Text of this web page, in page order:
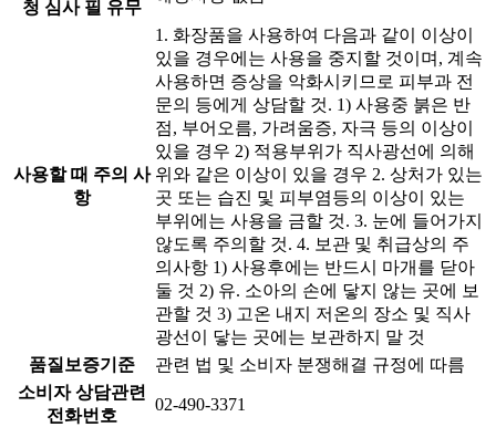
청 심사 필 유무
사용할 때 주의 사
항
1. 화장품을 사용하여 다음과 같이 이상이
있을 경우에는 사용을 중지할 것이며, 계속
사용하면 증상을 악화시키므로 피부과 전
문의 등에게 상담할 것. 1) 사용중 붉은 반
점, 부어오름, 가려움증, 자극 등의 이상이
있을 경우 2) 적용부위가 직사광선에 의해
위와 같은 이상이 있을 경우 2. 상처가 있는
곳 또는 습진 및 피부염등의 이상이 있는
부위에는 사용을 금할 것. 3. 눈에 들어가지
않도록 주의할 것. 4. 보관 및 취급상의 주
의사항 1) 사용후에는 반드시 마개를 닫아
둘 것 2) 유. 소아의 손에 닿지 않는 곳에 보
관할 것 3) 고온 내지 저온의 장소 및 직사
광선이 닿는 곳에는 보관하지 말 것
품질보증기준
관련 법 및 소비자 분쟁해결 규정에 따름
소비자 상담관련
전화번호
02-490-3371